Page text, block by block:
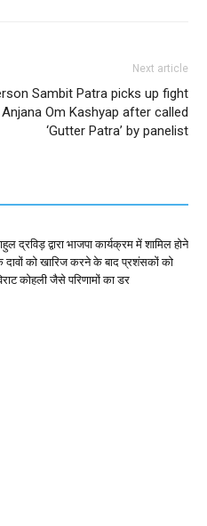
Next article
Sambit Patra picks up fight
Anjana Om Kashyap after called
‘Gutter Patra’ by panelist
द्रविड़ द्वारा भाजपा कार्यक्रम में शामिल होने
दावों को खारिज करने के बाद प्रशंसकों को
कोहली जैसे परिणामों का डर